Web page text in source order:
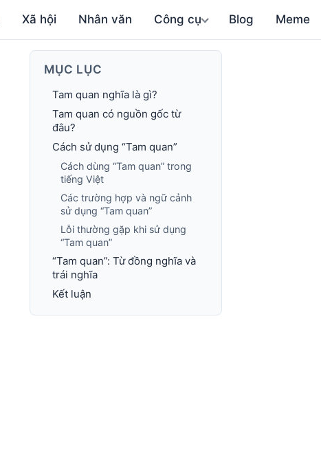
Xã hội Nhân văn Công cụ Blog Meme
MỤC LỤC
Tam quan nghĩa là gì?
Tam quan có nguồn gốc từ
đâu?
Cách sử dụng “Tam quan”
Cách dùng “Tam quan” trong
tiếng Việt
Các trường hợp và ngữ cảnh
sử dụng “Tam quan”
Lỗi thường gặp khi sử dụng
“Tam quan”
“Tam quan”: Từ đồng nghĩa và
trái nghĩa
Kết luận